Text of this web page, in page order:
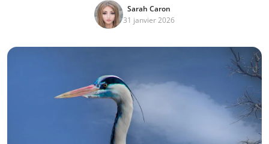
Sarah Caron
31 janvier 2026